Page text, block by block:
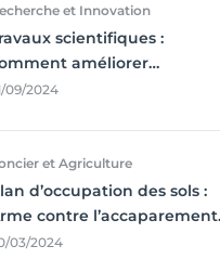
et Innovation
scientifiques :
améliorer
des résultats
09/2024
et Agriculture
d’occupation des sols :
contre l’accaparement
terres
03/2024